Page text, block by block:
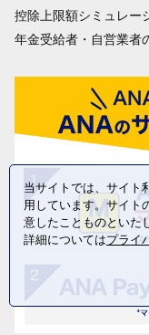
控除上限額シミュレー
年金受給者・自営業者
当サイトでは、サイト
用しています。サイト
意したことものといた
詳細についてはプライ